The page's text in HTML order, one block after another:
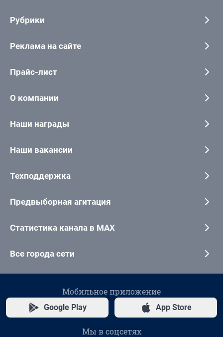
Рубрики
Реклама на сайте
Прайс-лист
О компании
Наши награды
Наши вакансии
Техподдержка
Предвыборная агитация
Статистика канала в MAX
Все города сети
Мобильное приложение
Google Play App Store
Мы в соцсетях